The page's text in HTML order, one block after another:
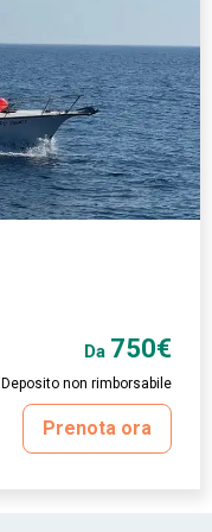
Da 750€
Deposito non rimborsabile
Prenota ora